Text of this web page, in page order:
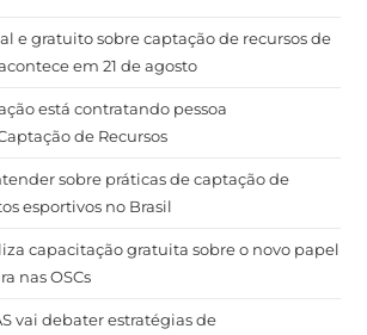
e gratuito sobre captação de recursos de
em 21 de agosto
está contratando pessoa
de Recursos
sobre práticas de captação de
esportivos no Brasil
capacitação gratuita sobre o novo papel
nas OSCs
vai debater estratégias de